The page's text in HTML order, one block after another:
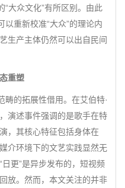
“大众文化”有所区别。由此
以重新校准“大众”的理论内
生产主体仍然可以出自民间
重塑
的拓展性借用。在艾伯特·
演述事件强调的是歌手在特
，其核心特征包括身体在
介环境下的文艺实践显然无
更”是异步发布的，短视频
放。然而，本文关注的并非